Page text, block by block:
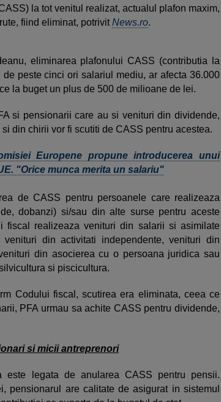
la tot venitul realizat, actualul plafon maxim,
fiind eliminat, potrivitNews.ro.
eliminarea plafonului CASS (contributia la
peste cinci ori salariul mediu, ar afecta 36.000
la buget un plus de 500 de milioane de lei.
si pensionarii care au si venituri din dividende,
din chirii vor fi scutiti de CASS pentru acestea.
Europene propune introducerea unui
"Orice munca merita un salariu"
de CASS pentru persoanele care realizeaza
dobanzi) si/sau din alte surse pentru aceste
fiscal realizeaza venituri din salarii si asimilate
din activitati independente, venituri din
din asocierea cu o persoana juridica sau
si piscicultura.
Codului fiscal, scutirea era eliminata, ceea ce
PFA urmau sa achite CASS pentru dividende,
si micii antreprenori
este legata de anularea CASS pentru pensii.
pensionarul are calitate de asigurat in sistemul